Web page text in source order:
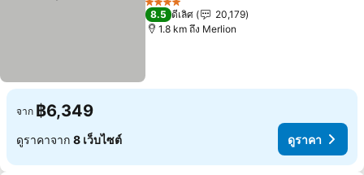
4 ดาว
8.5 ดีเลิศ
20,179
1.8 km ถึง Merlion
จาก ฿6,349
ดูราคาจาก 8 เว็บไซต์ ดูราคา